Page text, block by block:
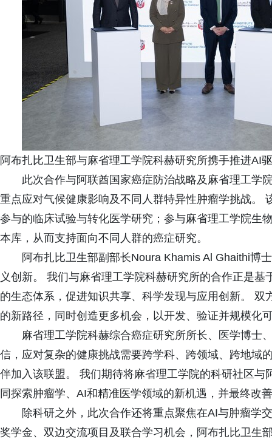
阿布扎比卫生部与麻省理工学院科赫研究所携手推进AI
此次合作与阿联酋国家癌症防治战略及麻省理工学
重点应对气候健康影响及不同人群特异性肿瘤学挑战。
参与的临床试验与转化医学研究；参与麻省理工学院生
本库，从而支持面向不同人群的癌症研究。
阿布扎比卫生部副部长Noura Khamis Al Ghaithi博
义创新。 我们与麻省理工学院科赫研究所的合作正是
的生态体系，促进知识共享、科学发现与应用创新。
的新路径，同时创造更多机会，以开发、验证并规模化
麻省理工学院科赫综合癌症研究所所长、医学博士
信，应对复杂的健康挑战需要跨学科、跨领域、跨地域
伴加入该联盟。 我们期待将麻省理工学院的科研社区
同探索肿瘤学、AI和精准医学领域的新机遇，并最终改
除科研之外，此次合作还将重点聚焦在AI与肿瘤学
奖学金、双边交流项目及联合学习机会，阿布扎比卫生